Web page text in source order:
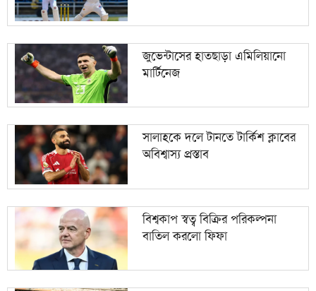
জুভেন্টাসের হাতছাড়া এমিলিয়ানো
মার্টিনেজ
সালাহকে দলে টানতে টার্কিশ ক্লাবের
অবিশ্বাস্য প্রস্তাব
বিশ্বকাপ স্বত্ব বিক্রির পরিকল্পনা
বাতিল করলো ফিফা